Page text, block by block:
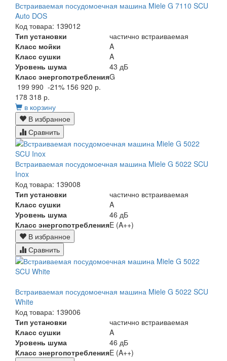
Встраиваемая посудомоечная машина Miele G 7110 SCU
Auto DOS
Код товара: 139012
Тип установки
частично встраиваемая
Класс мойки
A
Класс сушки
A
Уровень шума
43 дБ
Класс энергопотребленияG
199 990 -21% 156 920 р.
178 318 р.
в корзину
В избранное
Сравнить
Встраиваемая посудомоечная машина Miele G 5022 SCU
Inox
Код товара: 139008
Тип установки
частично встраиваемая
Класс сушки
A
Уровень шума
46 дБ
Класс энергопотребленияE (A++)
В избранное
Сравнить
Встраиваемая посудомоечная машина Miele G 5022 SCU
White
Код товара: 139006
Тип установки
частично встраиваемая
Класс сушки
A
Уровень шума
46 дБ
Класс энергопотребленияE (A++)